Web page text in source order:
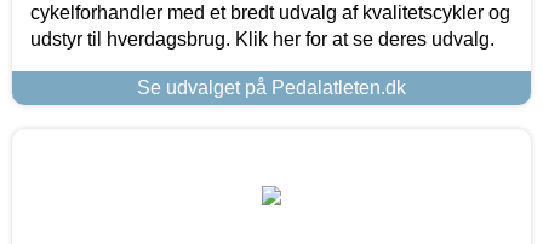
cykelforhandler med et bredt udvalg af kvalitetscykler og
udstyr til hverdagsbrug. Klik her for at se deres udvalg.
Se udvalget på Pedalatleten.dk